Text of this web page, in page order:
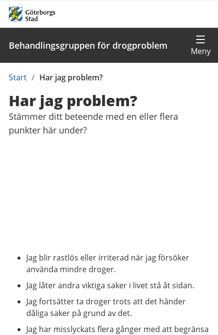
Behandlingsgruppen för drogproblem
Du
här:
Start / Har jag problem?
Har jag problem?
Stämmer ditt beteende med en eller flera
punkter här under?
Jag blir rastlös eller irriterad när jag försöker
använda mindre droger.
Jag låter andra viktiga saker i livet stå åt sidan.
Jag fortsätter ta droger trots att det händer
dåliga saker på grund av det.
Jag har misslyckats flera gånger med att begränsa